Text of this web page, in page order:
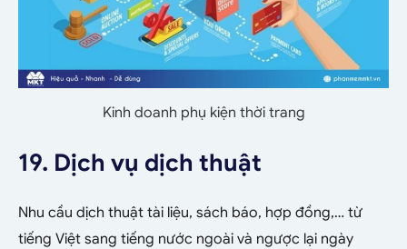
Kinh doanh phụ kiện thời trang
19. Dịch vụ dịch thuật
Nhu cầu dịch thuật tài liệu, sách báo, hợp đồng,… từ
tiếng Việt sang tiếng nước ngoài và ngược lại ngày